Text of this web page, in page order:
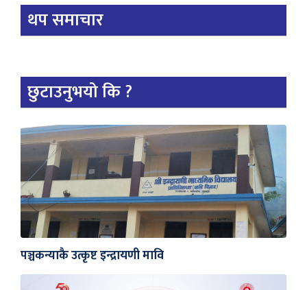
थप समाचार
छुटाउनुभयो कि ?
पञ्चकन्याकै उत्कृष्ट इन्द्रायणी मावि